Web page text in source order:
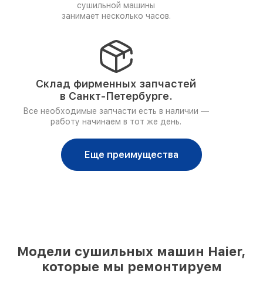
сушильной машины
занимает несколько часов.
Склад фирменных запчастей
в Санкт-Петербурге.
Все необходимые запчасти есть в наличии —
работу начинаем в тот же день.
Еще преимущества
Модели сушильных машин Haier,
которые мы ремонтируем